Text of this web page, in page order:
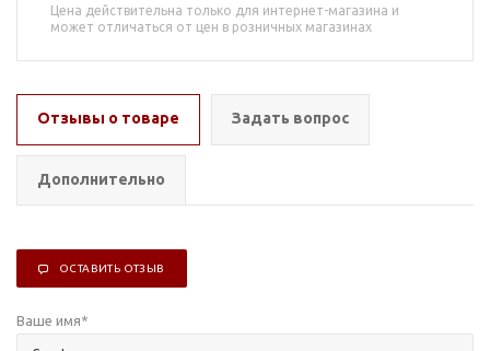
Цена действительна только для интернет-магазина и
может отличаться от цен в розничных магазинах
Отзывы о товаре Задать вопрос
Дополнительно
ОСТАВИТЬ ОТЗЫВ
Ваше имя*